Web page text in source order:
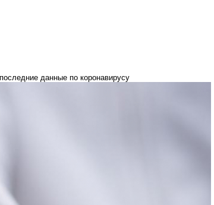
данные по коронавирусу